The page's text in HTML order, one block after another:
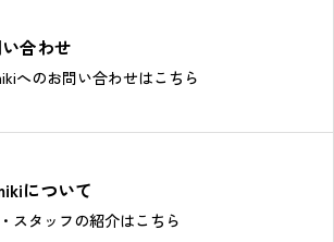
合わせ
へのお問い合わせはこちら
について
スタッフの紹介はこちら